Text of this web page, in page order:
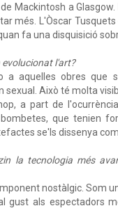
Mackintosh a
més. L'Òscar
fa una disquisició
evolucionat l'art?
a aquelles obres que
Això té molta
a part de
que tenien
se'ls dissenya
la tecnologia més
nostàlgic. Som
gust als espectadors